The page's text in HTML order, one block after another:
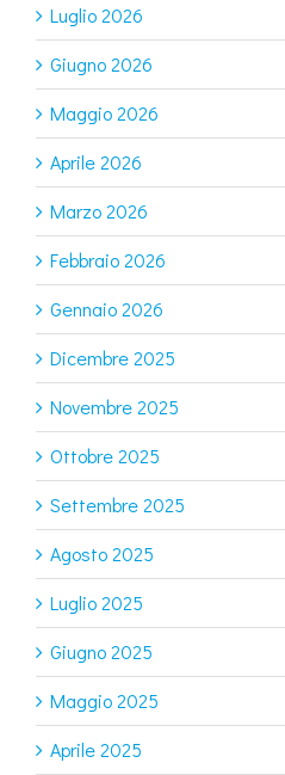
Luglio 2026
Giugno 2026
Maggio 2026
Aprile 2026
Marzo 2026
Febbraio 2026
Gennaio 2026
Dicembre 2025
Novembre 2025
Ottobre 2025
Settembre 2025
Agosto 2025
Luglio 2025
Giugno 2025
Maggio 2025
Aprile 2025